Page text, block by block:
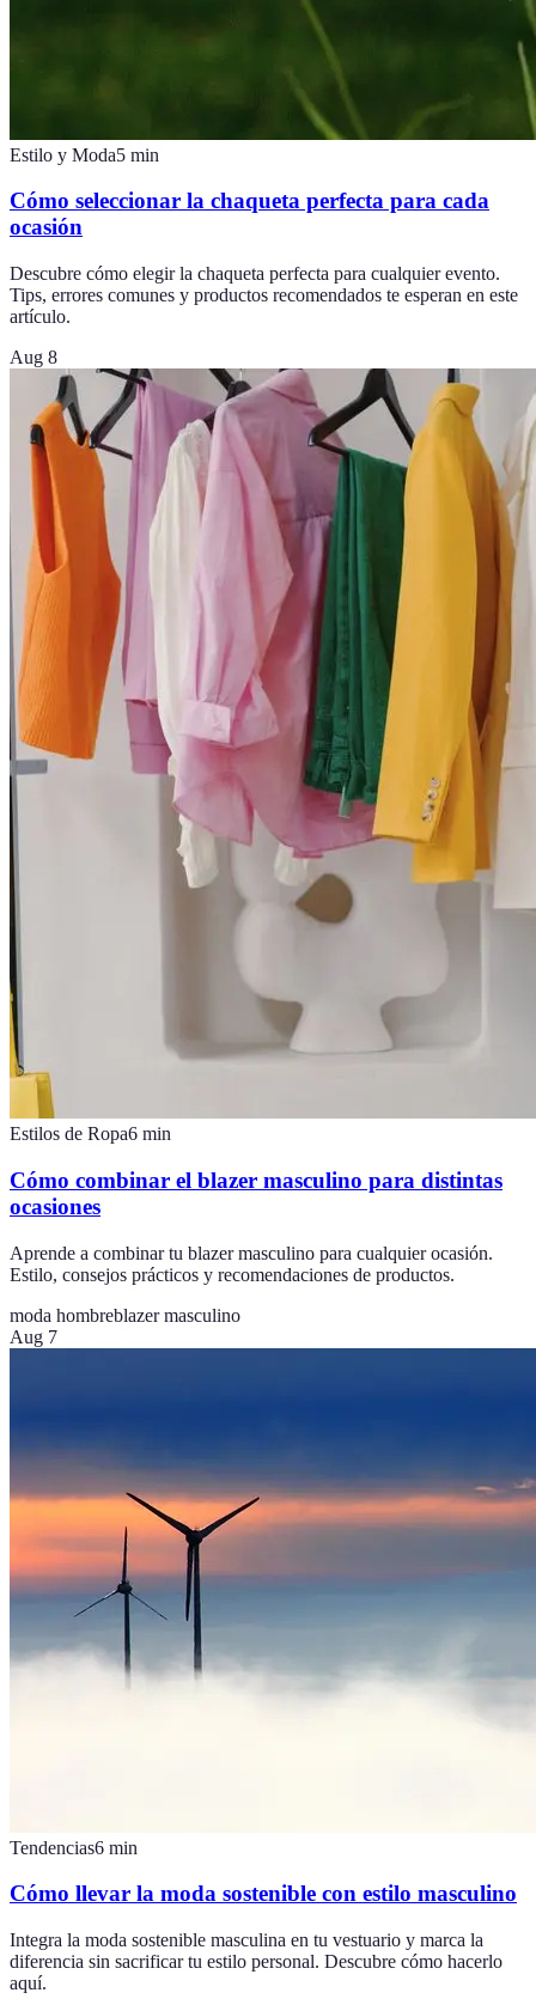
Estilo y Moda5 min
Cómo seleccionar la chaqueta perfecta para cada
ocasión
Descubre cómo elegir la chaqueta perfecta para cualquier evento.
Tips, errores comunes y productos recomendados te esperan en este
artículo.
Aug 8
Estilos de Ropa6 min
Cómo combinar el blazer masculino para distintas
ocasiones
Aprende a combinar tu blazer masculino para cualquier ocasión.
Estilo, consejos prácticos y recomendaciones de productos.
moda hombreblazer masculino
Aug 7
Tendencias6 min
Cómo llevar la moda sostenible con estilo masculino
Integra la moda sostenible masculina en tu vestuario y marca la
diferencia sin sacrificar tu estilo personal. Descubre cómo hacerlo
aquí.